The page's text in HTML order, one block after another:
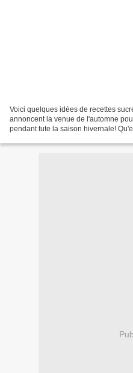
Voici quelques idées de recettes
annoncent la venue de l'automne
pendant tute la saison hivernale!